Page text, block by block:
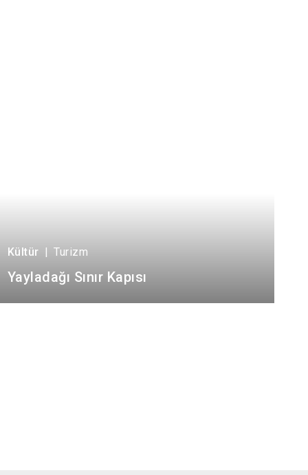
Kültür | Turizm
Yayladağı Sınır Kapısı